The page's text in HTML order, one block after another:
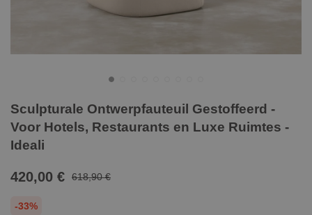
Sculpturale Ontwerpfauteuil Gestoffeerd -
Voor Hotels, Restaurants en Luxe Ruimtes -
Ideali
420,00 € 618,90 €
-33%